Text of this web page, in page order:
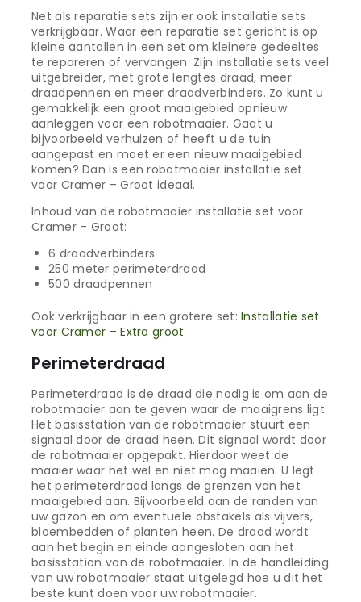
Net als reparatie sets zijn er ook installatie sets
verkrijgbaar. Waar een reparatie set gericht is op
kleine aantallen in een set om kleinere gedeeltes
te repareren of vervangen. Zijn installatie sets veel
uitgebreider, met grote lengtes draad, meer
draadpennen en meer draadverbinders. Zo kunt u
gemakkelijk een groot maaigebied opnieuw
aanleggen voor een robotmaaier. Gaat u
bijvoorbeeld verhuizen of heeft u de tuin
aangepast en moet er een nieuw maaigebied
komen? Dan is een robotmaaier installatie set
voor Cramer – Groot ideaal.
Inhoud van de robotmaaier installatie set voor
Cramer – Groot:
6 draadverbinders
250 meter perimeterdraad
500 draadpennen
Ook verkrijgbaar in een grotere set:Installatie set
voor Cramer – Extra groot
Perimeterdraad
Perimeterdraad is de draad die nodig is om aan de
robotmaaier aan te geven waar de maaigrens ligt.
Het basisstation van de robotmaaier stuurt een
signaal door de draad heen. Dit signaal wordt door
de robotmaaier opgepakt. Hierdoor weet de
maaier waar het wel en niet mag maaien. U legt
het perimeterdraad langs de grenzen van het
maaigebied aan. Bijvoorbeeld aan de randen van
uw gazon en om eventuele obstakels als vijvers,
bloembedden of planten heen. De draad wordt
aan het begin en einde aangesloten aan het
basisstation van de robotmaaier. In de handleiding
van uw robotmaaier staat uitgelegd hoe u dit het
beste kunt doen voor uw robotmaaier.